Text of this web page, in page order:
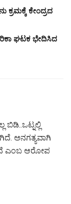
ಕ್ರಮಕ್ಕೆ ಕೇಂದ್ರದ
ಘಟಕ ಭೇದಿಸಿದ
ಬಿಡಿ..ಒಟ್ನಲ್ಲಿ
ಅನಗತ್ಯವಾಗಿ
ಎಂಬ ಆರೋಪ